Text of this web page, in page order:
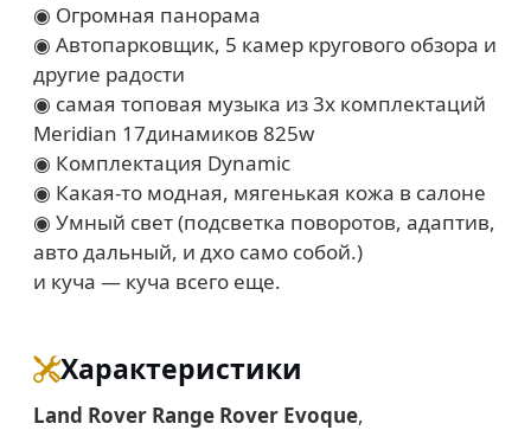
◉ Огромная панорама
◉ Автопарковщик, 5 камер кругового обзора и
другие радости
◉ самая топовая музыка из 3х комплектаций
Meridian 17динамиков 825w
◉ Комплектация Dynamic
◉ Какая-то модная, мягенькая кожа в салоне
◉ Умный свет (подсветка поворотов, адаптив,
авто дальный, и дхо само собой.)
и куча — куча всего еще.
Характеристики
Land Rover Range Rover Evoque,